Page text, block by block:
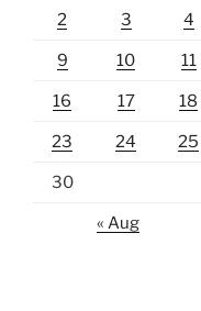
2 3 4
9 10 11
16 17 18
23 24 25
30
« Aug